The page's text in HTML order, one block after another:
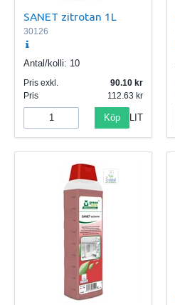
SANET zitrotan 1L
30126
Antal/kolli: 10
Pris exkl.
90.10
Pris
112.63
Köp LIT